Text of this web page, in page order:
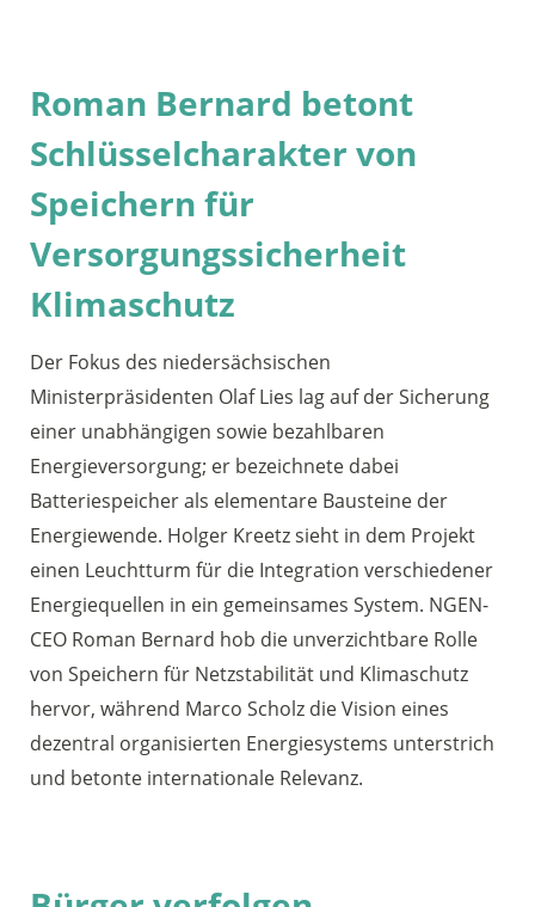
Roman Bernard betont
Schlüsselcharakter von
Speichern für
Versorgungssicherheit
Klimaschutz
Der Fokus des niedersächsischen
Ministerpräsidenten Olaf Lies lag auf der Sicherung
einer unabhängigen sowie bezahlbaren
Energieversorgung; er bezeichnete dabei
Batteriespeicher als elementare Bausteine der
Energiewende. Holger Kreetz sieht in dem Projekt
einen Leuchtturm für die Integration verschiedener
Energiequellen in ein gemeinsames System. NGEN-
CEO Roman Bernard hob die unverzichtbare Rolle
von Speichern für Netzstabilität und Klimaschutz
hervor, während Marco Scholz die Vision eines
dezentral organisierten Energiesystems unterstrich
und betonte internationale Relevanz.